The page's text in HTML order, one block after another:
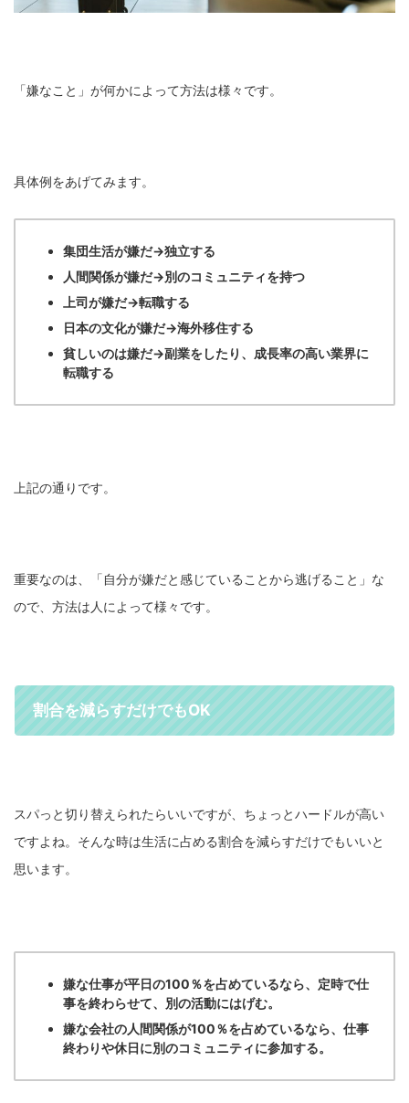
「嫌なこと」が何かによって方法は様々です。
具体例をあげてみます。
集団生活が嫌だ→独立する
人間関係が嫌だ→別のコミュニティを持つ
上司が嫌だ→転職する
日本の文化が嫌だ→海外移住する
貧しいのは嫌だ→副業をしたり、成長率の高い業界に
転職する
上記の通りです。
重要なのは、「自分が嫌だと感じていることから逃げること」な
ので、方法は人によって様々です。
割合を減らすだけでもOK
スパっと切り替えられたらいいですが、ちょっとハードルが高い
ですよね。そんな時は生活に占める割合を減らすだけでもいいと
思います。
嫌な仕事が平日の100％を占めているなら、定時で仕
事を終わらせて、別の活動にはげむ。
嫌な会社の人間関係が100％を占めているなら、仕事
終わりや休日に別のコミュニティに参加する。